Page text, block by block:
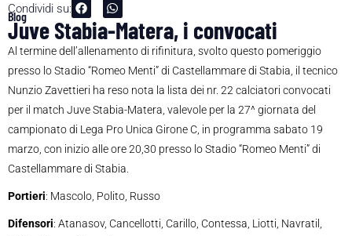
Condividi su:
Blog
Juve Stabia-Matera, i convocati
Al termine dell’allenamento di rifinitura, svolto questo pomeriggio
presso lo Stadio “Romeo Menti” di Castellammare di Stabia, il tecnico
Nunzio Zavettieri ha reso nota la lista dei nr. 22 calciatori convocati
per il match Juve Stabia-Matera, valevole per la 27^ giornata del
campionato di Lega Pro Unica Girone C, in programma sabato 19
marzo, con inizio alle ore 20,30 presso lo Stadio “Romeo Menti” di
Castellammare di Stabia.
Portieri: Mascolo, Polito, Russo
Difensori: Atanasov, Cancellotti, Carillo, Contessa, Liotti, Navratil,